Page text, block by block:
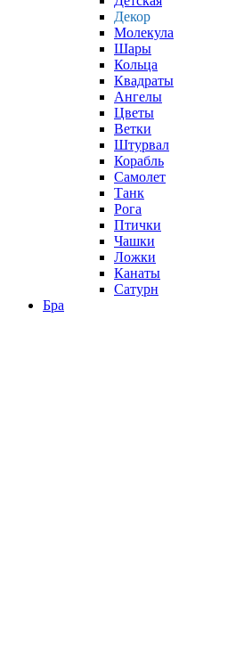
Декор
Молекула
Шары
Кольца
Квадраты
Ангелы
Цветы
Ветки
Штурвал
Корабль
Самолет
Танк
Рога
Птички
Чашки
Ложки
Канаты
Сатурн
Бра